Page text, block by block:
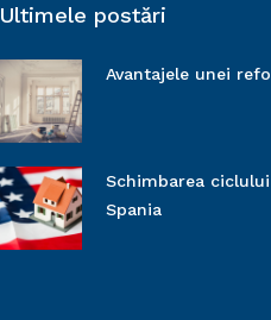
Ultimele postări
Avantajele unei
Schimbarea
Spania